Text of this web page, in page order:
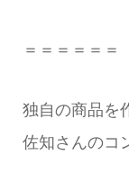
＝＝＝＝＝＝
独自の商品を
佐知さんのコ